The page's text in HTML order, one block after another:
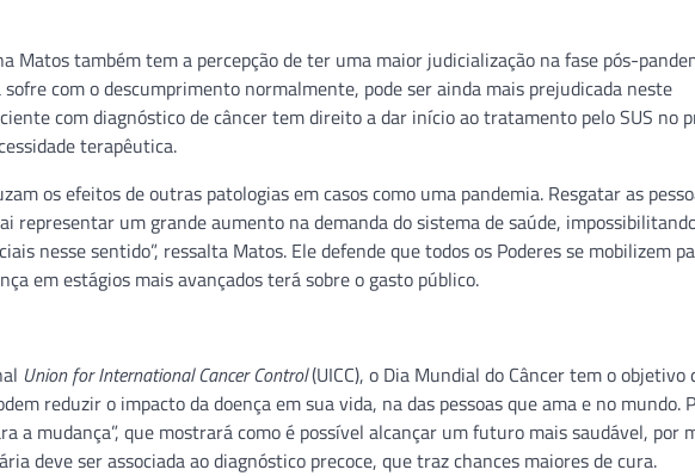
Matos também tem a percepção de ter uma maior judicialização na fase pós-
com o descumprimento normalmente, pode ser ainda mais prejudicada neste
com diagnóstico de câncer tem direito a dar início ao tratamento pelo SUS no
terapêutica.
os efeitos de outras patologias em casos como uma pandemia. Resgatar as
representar um grande aumento na demanda do sistema de saúde,
nesse sentido”, ressalta Matos. Ele defende que todos os Poderes se mobilizem
em estágios mais avançados terá sobre o gasto público.
Union for International Cancer Control(UICC), o Dia Mundial do Câncer tem o objetivo
reduzir o impacto da doença em sua vida, na das pessoas que ama e no mundo.
a mudança”, que mostrará como é possível alcançar um futuro mais saudável, por
deve ser associada ao diagnóstico precoce, que traz chances maiores de cura.